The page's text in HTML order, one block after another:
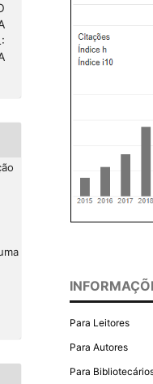
Para Leitores
Para Autores
Para